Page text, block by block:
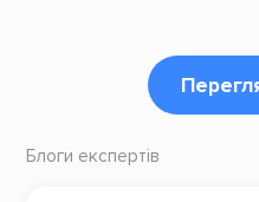
Блоги експертів